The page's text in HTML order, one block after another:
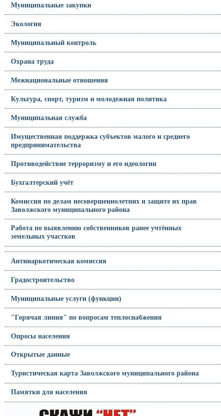
Муниципальные закупки
Экология
Муниципальный контроль
Охрана труда
Межнациональные отношения
Культура, спорт, туризм и молодежная политика
Муниципальная служба
Имущественная поддержка субъектов малого и среднего
предпринимательства
Противодействие терроризму и его идеологии
Бухгалтерский учёт
Комиссия по делам несовершеннолетних и защите их прав
Заволжского муниципального района
Работа по выявлению собственников ранее учтённых
земельных участков
Антинаркотическая комиссия
Градостроительство
Муниципальные услуги (функции)
"Горячая линия" по вопросам теплоснабжения
Опросы населения
Открытые данные
Туристическая карта Заволжского муниципального района
Памятки для населения